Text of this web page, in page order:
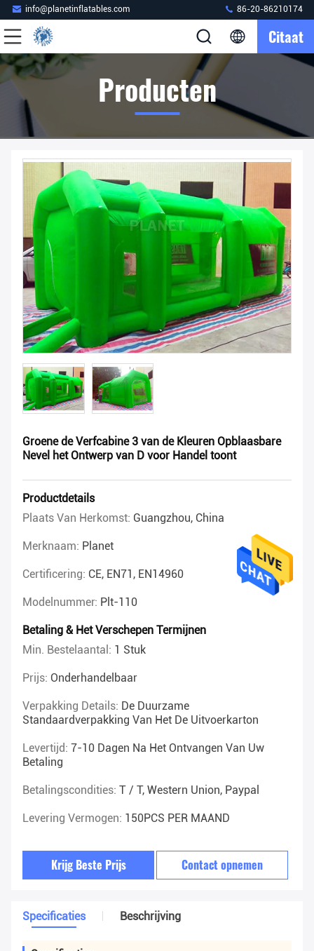
info@planetinflatables.com 86-20-86210174
Citaat
Producten
Groene de Verfcabine 3 van de Kleuren Opblaasbare
Nevel het Ontwerp van D voor Handel toont
Productdetails
Plaats Van Herkomst: Guangzhou, China
Merknaam: Planet
Certificering: CE, EN71, EN14960
Modelnummer: Plt-110
Betaling & Het Verschepen Termijnen
Min. Bestelaantal: 1 Stuk
Prijs: Onderhandelbaar
Verpakking Details: De Duurzame
Standaardverpakking Van Het De Uitvoerkarton
Levertijd: 7-10 Dagen Na Het Ontvangen Van Uw
Betaling
Betalingscondities: T / T, Western Union, Paypal
Levering Vermogen: 150PCS PER MAAND
Krijg Beste Prijs Contact opnemen
Specificaties Beschrijving